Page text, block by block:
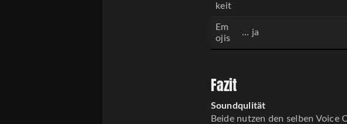
keit
Em
ojis
… ja
Fazit
Soundqulität
Beide nutzen den selben Voice